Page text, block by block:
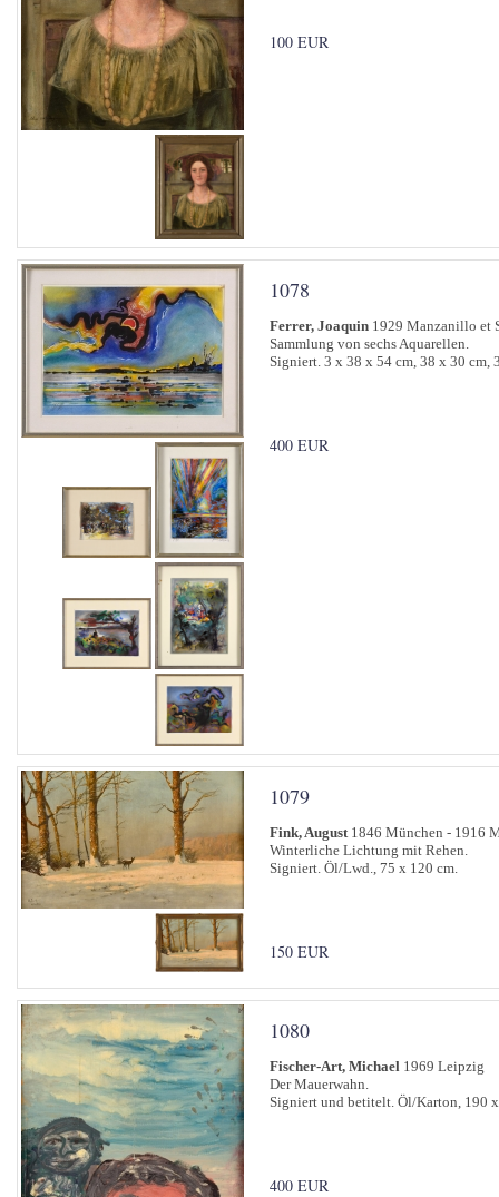
100 EUR
1078
Ferrer, Joaquin 1929 Manzanillo et
Sammlung von sechs Aquarellen.
Signiert. 3 x 38 x 54 cm, 38 x 30 cm,
400 EUR
1079
Fink, August1846 München - 1916
Winterliche Lichtung mit Rehen.
Signiert. Öl/Lwd., 75 x 120 cm.
150 EUR
1080
Fischer-Art, Michael 1969 Leipzig
Der Mauerwahn.
Signiert und betitelt. Öl/Karton, 190
400 EUR